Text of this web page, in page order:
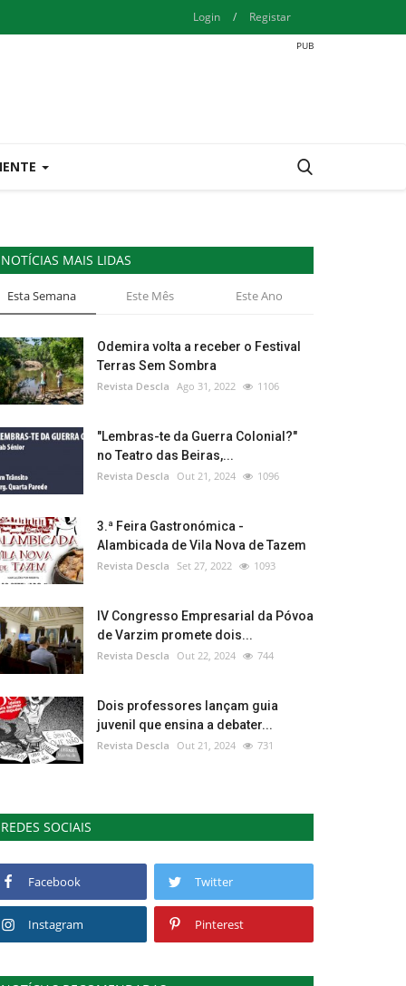
Login / Registar
NOTÍCIAS MAIS LIDAS
Esta Semana Este Mês Este Ano
Odemira volta a receber o Festival
Terras Sem Sombra
Revista Descla Ago 31, 2022 1106
"Lembras-te da Guerra Colonial?"
no Teatro das Beiras,...
Revista Descla Out 21, 2024 1096
3.ª Feira Gastronómica -
Alambicada de Vila Nova de Tazem
Revista Descla Set 27, 2022 1093
IV Congresso Empresarial da Póvoa
de Varzim promete dois...
Revista Descla Out 22, 2024 744
Dois professores lançam guia
juvenil que ensina a debater...
Revista Descla Out 21, 2024 731
REDES SOCIAIS
Facebook Twitter
Instagram Pinterest